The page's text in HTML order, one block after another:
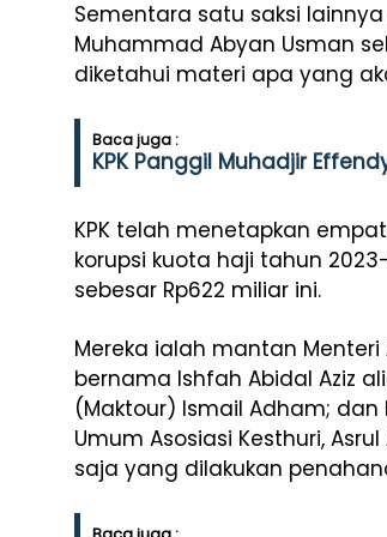
Sementara satu saksi
Muhammad Abyan Usman
diketahui materi apa yang
Baca juga :
KPK Panggil Muhadjir
KPK telah menetapkan
korupsi kuota haji tahun
sebesar Rp622 miliar ini.
Mereka ialah mantan Menteri
bernama Ishfah Abidal Aziz
(Maktour) Ismail Adham; dan
Umum Asosiasi Kesthuri,
saja yang dilakukan